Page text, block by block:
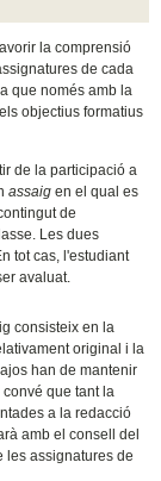
la comprensió
de cada
que només amb la
objectius formatius
de la participació a
assaig en el qual es
de
Les dues
tot cas, l'estudiant
avaluat.
consisteix en la
original i la
han de mantenir
que tant la
a la redacció
amb el consell del
les assignatures de